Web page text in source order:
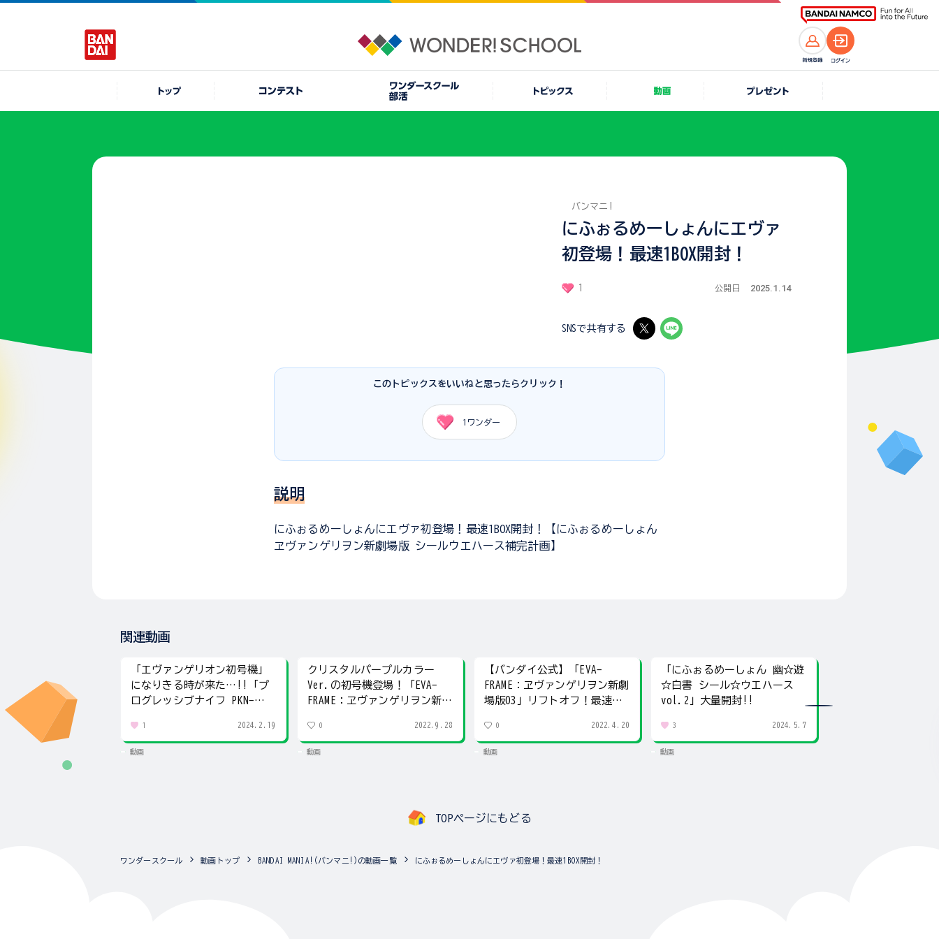
にふぉるめーしょんにエヴァ
初登場！最速1BOX開封！
バンマニ!
1 公開日 2025.1.14
SNSで共有する
このトピックスをいいねと思ったらクリック！
1 ワンダー
説明
にふぉるめーしょんにエヴァ初登場！最速1BOX開封！【にふぉるめーしょん
ヱヴァンゲリヲン新劇場版 シールウエハース補完計画】
関連動画
「エヴァンゲリオン初号機」
になりきる時が来た…!!「プ
ログレッシブナイフ PKN-
1 2024.2.19
動画
クリスタルパープルカラー
Ver.の初号機登場！「EVA-
FRAME：ヱヴァンゲリヲン新劇
0 2022.9.28
動画
【バンダイ公式】「EVA-
FRAME：ヱヴァンゲリヲン新劇
場版03」リフトオフ！最速全
0 2022.4.20
動画
「にふぉるめーしょん 幽☆遊
☆白書 シール☆ウエハース
vol.2」大量開封!!
3 2024.5.7
動画
TOPページにもどる
ワンダースクール 動画トップ BANDAI MANIA!(バンマニ!)の動画一覧 にふぉるめーしょんにエヴァ初登場！最速1BOX開封！